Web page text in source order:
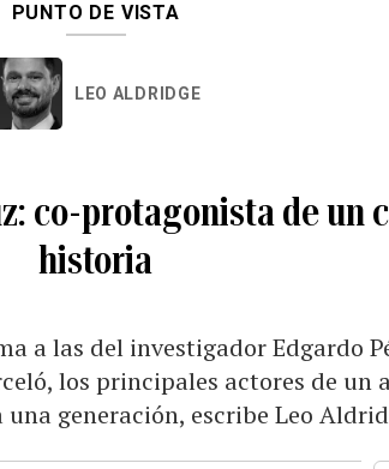
PUNTO DE VISTA
LEO ALDRIDGE
co-protagonista de un
historia
a las del investigador Edgardo
los principales actores de un
generación, escribe Leo